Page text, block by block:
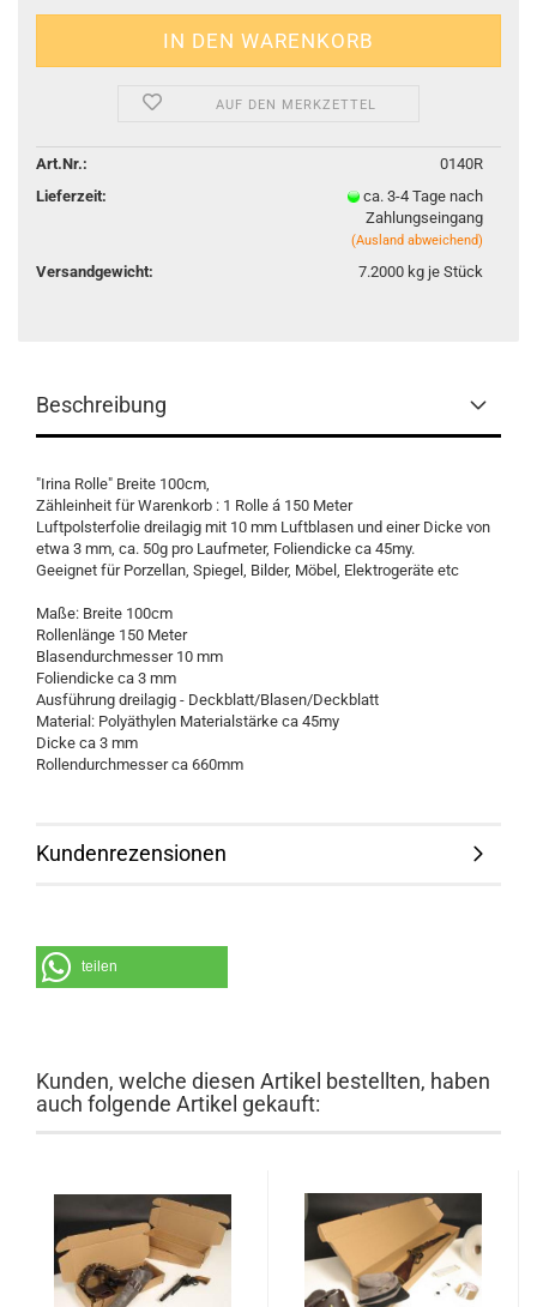
AUF DEN MERKZETTEL
Art.Nr.:
0140R
Lieferzeit:
ca. 3-4 Tage nach
Zahlungseingang
(Ausland abweichend)
Versandgewicht: 7.2000kg je Stück
Beschreibung
"Irina Rolle" Breite 100cm,
Zähleinheit für Warenkorb : 1 Rolle á 150 Meter
Luftpolsterfolie dreilagig mit 10 mm Luftblasen und einer Dicke von
etwa 3 mm, ca. 50g pro Laufmeter, Foliendicke ca 45my.
Geeignet für Porzellan, Spiegel, Bilder, Möbel, Elektrogeräte etc
Maße: Breite 100cm
Rollenlänge 150 Meter
Blasendurchmesser 10 mm
Foliendicke ca 3 mm
Ausführung dreilagig - Deckblatt/Blasen/Deckblatt
Material: Polyäthylen Materialstärke ca 45my
Dicke ca 3 mm
Rollendurchmesser ca 660mm
Kundenrezensionen
teilen
Kunden, welche diesen Artikel bestellten, haben
auch folgende Artikel gekauft: